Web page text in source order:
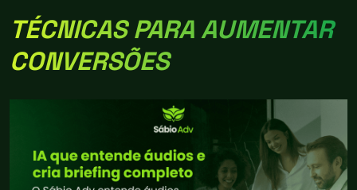
TÉCNICAS PARA AUMENTAR
CONVERSÕES